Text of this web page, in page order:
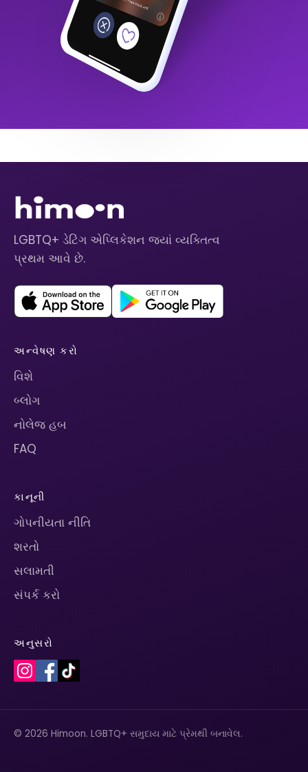
LGBTQ+ ડેટિંગ એપ્લિકેશન જ્યાં વ્યક્તિત્વ
પ્રથમ આવે છે.
અન્વેષણ કરો
વિશે
બ્લોગ
નોલેજ હબ
FAQ
કાનૂની
ગોપનીયતા નીતિ
શરતો
સલામતી
સંપર્ક કરો
અનુસરો
© 2026 Himoon. LGBTQ+ સમુદાય માટે પ્રેમથી બનાવેલ.